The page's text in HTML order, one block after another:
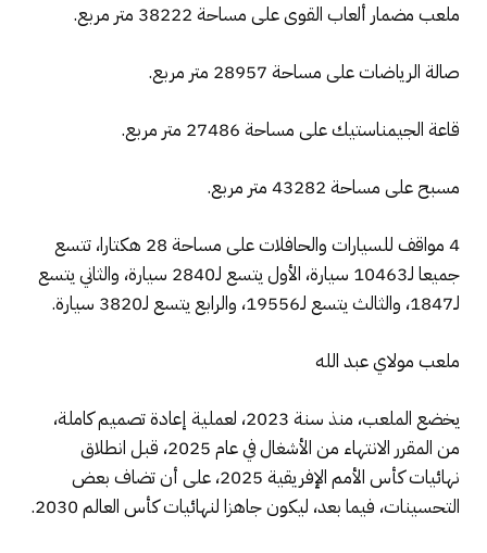
ملعب مضمار ألعاب القوى على مساحة 38222 متر مربع.
صالة الرياضات على مساحة 28957 متر مربع.
قاعة الجيمناستيك على مساحة 27486 متر مربع.
مسبح على مساحة 43282 متر مربع.
4 مواقف للسيارات والحافلات على مساحة 28 هكتارا، تتسع
جميعا لـ10463 سيارة، الأول يتسع لـ2840 سيارة، والثاني يتسع
لـ1847، والثالث يتسع لـ19556، والرابع يتسع لـ3820 سيارة.
ملعب مولاي عبد الله
يخضع الملعب، منذ سنة 2023، لعملية إعادة تصميم كاملة،
من المقرر الانتهاء من الأشغال في عام 2025، قبل انطلاق
نهائيات كأس الأمم الإفريقية 2025، على أن تضاف بعض
التحسينات، فيما بعد، ليكون جاهزا لنهائيات كأس العالم 2030.